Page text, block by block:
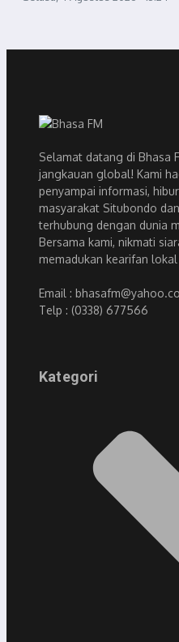
Selamat datang di Bhasa
jangkauan global! Kami
penyampai informasi,
masyarakat Situbondo
terhubung dengan dunia
Bersama kami, nikmati
memadukan kearifan
Email :
Telp : (0338) 677566
Kategori